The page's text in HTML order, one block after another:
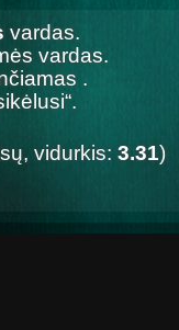
vardas.
vardas.
.
vidurkis: 3.31)